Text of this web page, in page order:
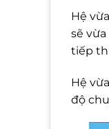
Hệ
sẽ
tiếp
Hệ
độ